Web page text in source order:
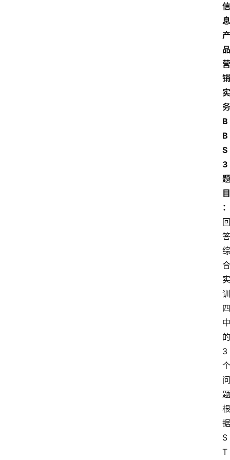
信
息
产
品
营
销
实
务
B
B
S
3
题
目
：
回
答
综
合
实
训
四
中
的
3
个
问
题
根
据
S
T